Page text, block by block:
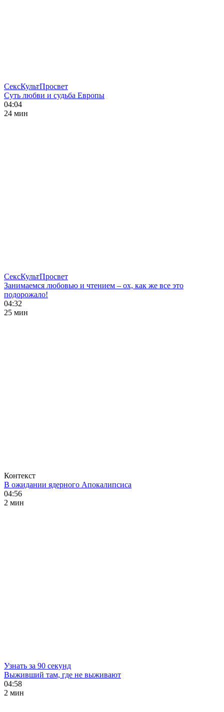
СексКультПросвет
Суть любви и судьба Европы
04:04
24 мин
СексКультПросвет
Занимаемся любовью и чтением – ох, как же все это
подорожало!
04:32
25 мин
Контекст
В ожидании ядерного Апокалипсиса
04:56
2 мин
Узнать за 90 секунд
Выживший там, где не выживают
04:58
2 мин